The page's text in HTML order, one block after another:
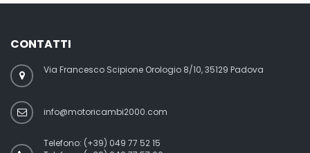
CONTATTI
Via Francesco Scipione Orologio 8/10, 35129 Padova
info@motoricambi2000.com
Telefono: (+39) 049 77 52 15